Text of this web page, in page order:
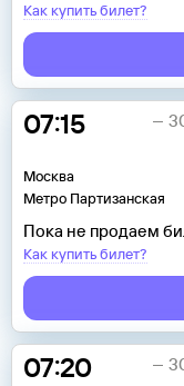
Как купить билет?
07:15
Москва
Метро Партизанская
Пока не продаем
Как купить билет?
07:20